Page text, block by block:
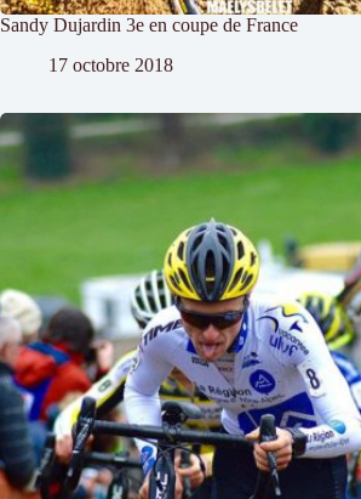
Sandy Dujardin 3e en coupe de France
17 octobre 2018